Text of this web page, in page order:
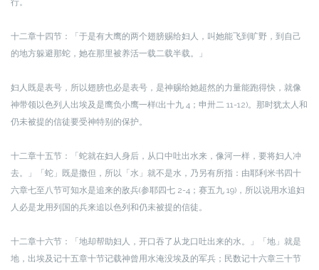
行。
十二章十四节：「于是有大鹰的两个翅膀赐给妇人，叫她能飞到旷野，到自己
的地方躲避那蛇，她在那里被养活一载二载半载。」
妇人既是表号，所以翅膀也必是表号，是神赐给她超然的力量能跑得快，就像
神带领以色列人出埃及是鹰负小鹰一样(出十九 4；申卅二 11-12)。那时犹太人和
仍未被提的信徒要受神特别的保护。
十二章十五节：「蛇就在妇人身后，从口中吐出水来，像河一样，要将妇人冲
去。」
「蛇」既是撒但，所以「水」就不是水，乃另有所指：由耶利米书四十
六章七至八节可知水是追来的敌兵(参耶四七 2-4；赛五九 19)，所以说用水追妇
人必是龙用列国的兵来追以色列和仍未被提的信徒。
十二章十六节：「地却帮助妇人，开口吞了从龙口吐出来的水。」
「地」就是
地，出埃及记十五章十节记载神曾用水淹没埃及的军兵；民数记十六章三十节